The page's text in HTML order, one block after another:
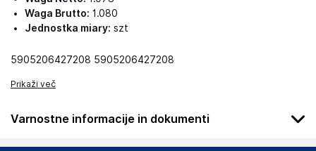
Waga Brutto: 1.080
Jednostka miary: szt
5905206427208 5905206427208
Prikaži več
Varnostne informacije in dokumenti
Podatki o proizvajalcu